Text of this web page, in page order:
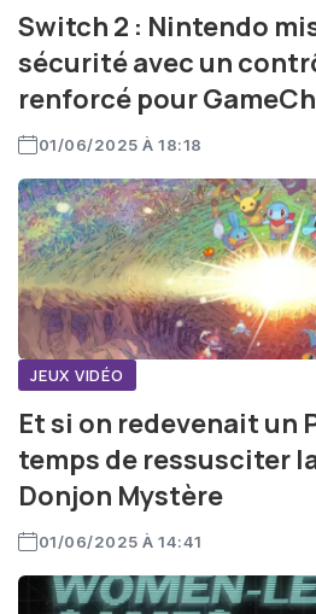
Switch 2 : Nintendo
sécurité avec un
renforcé pour
01/06/2025 À 18:18
JEUX VIDÉO
Et si on redevenait un
temps de ressusciter
Donjon Mystère
01/06/2025 À 14:41